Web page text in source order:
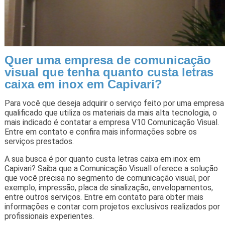
Quer uma empresa de comunicação
visual que tenha quanto custa letras
caixa em inox em Capivari?
Para você que deseja adquirir o serviço feito por uma empresa
qualificado que utiliza os materiais da mais alta tecnologia, o
mais indicado é contatar a empresa V10 Comunicação Visual.
Entre em contato e confira mais informações sobre os
serviços prestados.
A sua busca é por quanto custa letras caixa em inox em
Capivari? Saiba que a Comunicação Visuall oferece a solução
que você precisa no segmento de comunicação visual, por
exemplo, impressão, placa de sinalização, envelopamentos,
entre outros serviços. Entre em contato para obter mais
informações e contar com projetos exclusivos realizados por
profissionais experientes.